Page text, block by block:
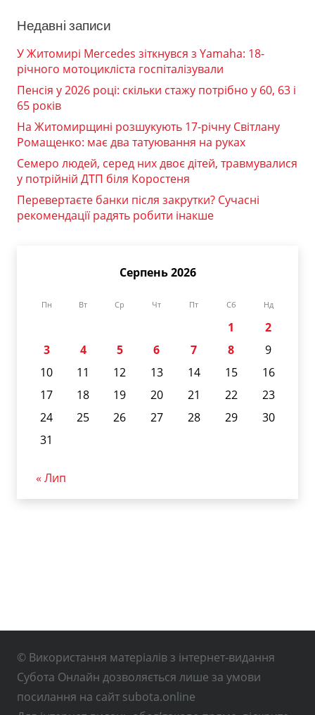
Недавні записи
У Житомирі Mercedes зіткнувся з Yamaha: 18-
річного мотоцикліста госпіталізували
Пенсія у 2026 році: скільки стажу потрібно у 60, 63 і
65 років
На Житомирщині розшукують 17-річну Світлану
Ромащенко: має два татуювання на руках
Семеро людей, серед них двоє дітей, травмувалися
у потрійній ДТП біля Коростеня
Перевертаєте банки після закрутки? Сучасні
рекомендації радять робити інакше
Серпень 2026
Пн Вт Ср Чт Пт Сб Нд
1
2
3
4 5 6 7 8
9
10
11 12 13 14 15
16
17
18 19 20 21 22
23
24
25 26 27 28 29
30
31
« Лип
© Використання матеріалів з інтернет-видання
Субота Онлайн дозволяється лише за умови
посилання на сайт subota.online